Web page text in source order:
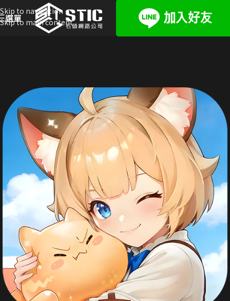
Skip to navigation
Skip to main content
選單